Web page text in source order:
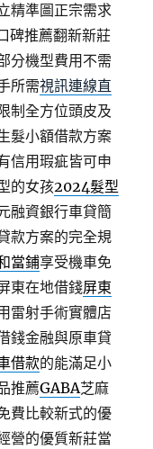
精準圖正宗需求
碑推薦翻新新莊
分機型費用不需
所需視訊連線直
制全方位頭皮及
髮小額借款方案
信用瑕疵皆可申
的女孩2024髮型
融資銀行車貸簡
款方案的完全規
當鋪享受機車免
東在地借錢屏東
雷射手術實體店
錢金融與原車貸
借款的能滿足小
推薦GABA芝麻
費比較新式的優
營的優質新莊當